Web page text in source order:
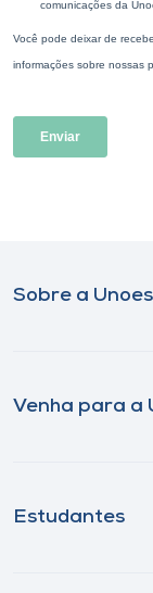
Sobre a
Venha para a
Estudantes